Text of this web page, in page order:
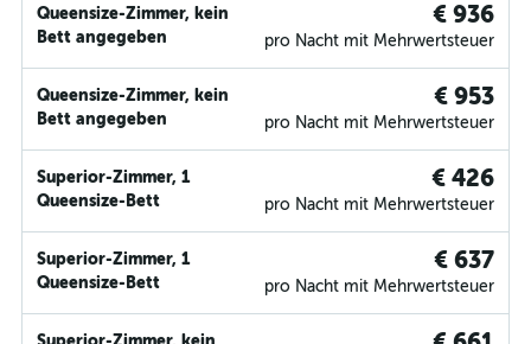
Queensize-Zimmer, kein
Bett angegeben
€ 936
pro Nacht mit Mehrwertsteuer
Queensize-Zimmer, kein
Bett angegeben
€ 953
pro Nacht mit Mehrwertsteuer
Superior-Zimmer, 1
Queensize-Bett
€ 426
pro Nacht mit Mehrwertsteuer
Superior-Zimmer, 1
Queensize-Bett
€ 637
pro Nacht mit Mehrwertsteuer